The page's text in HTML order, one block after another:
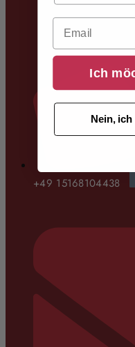
+49 15168104438
Email
Ich
Nein,